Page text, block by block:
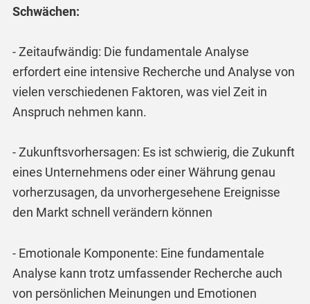
Schwächen:
- Zeitaufwändig: Die fundamentale Analyse
erfordert eine intensive Recherche und Analyse von
vielen verschiedenen Faktoren, was viel Zeit in
Anspruch nehmen kann.
- Zukunftsvorhersagen: Es ist schwierig, die Zukunft
eines Unternehmens oder einer Währung genau
vorherzusagen, da unvorhergesehene Ereignisse
den Markt schnell verändern können
- Emotionale Komponente: Eine fundamentale
Analyse kann trotz umfassender Recherche auch
von persönlichen Meinungen und Emotionen